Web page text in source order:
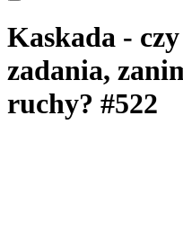
Kaskada -
zadania,
ruchy? #522